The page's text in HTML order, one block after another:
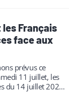
Français
face aux
prévus ce
11 juillet, les
du 14 juillet 2026.